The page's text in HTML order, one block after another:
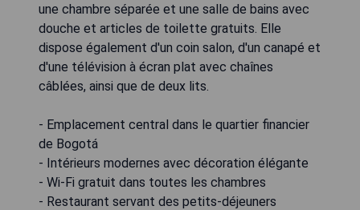
une chambre séparée et une salle de bains avec
douche et articles de toilette gratuits. Elle
dispose également d'un coin salon, d'un canapé et
d'une télévision à écran plat avec chaînes
câblées, ainsi que de deux lits.
- Emplacement central dans le quartier financier
de Bogotá
- Intérieurs modernes avec décoration élégante
- Wi-Fi gratuit dans toutes les chambres
- Restaurant servant des petits-déjeuners